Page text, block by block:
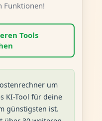
Funktionen!
Tools
um
KI-Tool für deine
günstigsten ist.